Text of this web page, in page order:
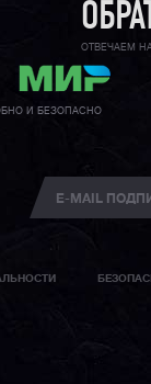
ОТВЕЧАЕМ
И БЕЗОПАСНО